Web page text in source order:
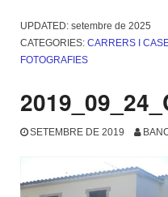
UPDATED: setembre de 2025
CATEGORIES: CARRERS I
FOTOGRAFIES
SETEMBRE DE 2019